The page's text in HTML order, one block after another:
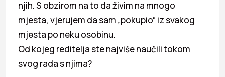
njih. S obzirom na to da živim na mnogo
mjesta, vjerujem da sam „pokupio“ iz svakog
mjesta po neku osobinu.
Od kojeg reditelja ste najviše naučili tokom
svog rada s njima?